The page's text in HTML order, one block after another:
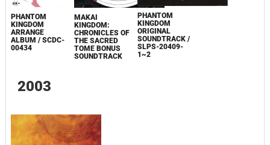
PHANTOM
KINGDOM
ARRANGE
ALBUM / SCDC-
00434
MAKAI
KINGDOM:
CHRONICLES OF
THE SACRED
TOME BONUS
SOUNDTRACK
PHANTOM
KINGDOM
ORIGINAL
SOUNDTRACK /
SLPS-20409-
1~2
2003